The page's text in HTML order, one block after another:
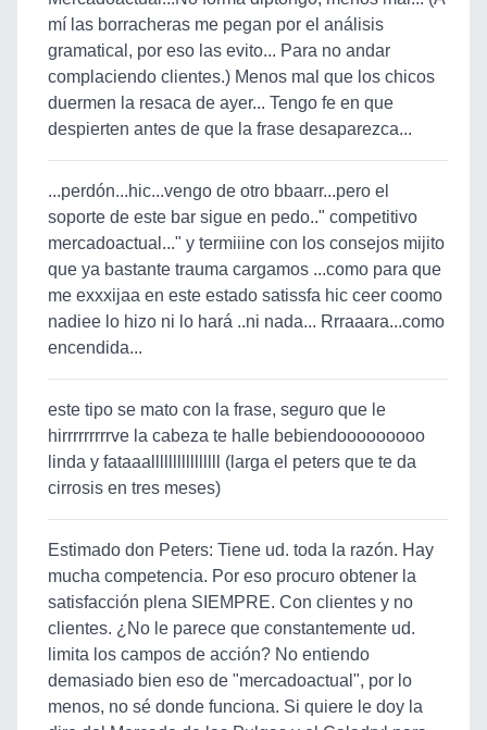
mí las borracheras me pegan por el análisis
gramatical, por eso las evito... Para no andar
complaciendo clientes.) Menos mal que los chicos
duermen la resaca de ayer... Tengo fe en que
despierten antes de que la frase desaparezca...
...perdón...hic...vengo de otro bbaarr...pero el
soporte de este bar sigue en pedo.." competitivo
mercadoactual..." y termiiine con los consejos mijito
que ya bastante trauma cargamos ...como para que
me exxxijaa en este estado satissfa hic ceer coomo
nadiee lo hizo ni lo hará ..ni nada... Rrraaara...como
encendida...
este tipo se mato con la frase, seguro que le
hirrrrrrrrrve la cabeza te halle bebiendooooooooo
linda y fataaallllllllllllllll (larga el peters que te da
cirrosis en tres meses)
Estimado don Peters: Tiene ud. toda la razón. Hay
mucha competencia. Por eso procuro obtener la
satisfacción plena SIEMPRE. Con clientes y no
clientes. ¿No le parece que constantemente ud.
limita los campos de acción? No entiendo
demasiado bien eso de "mercadoactual", por lo
menos, no sé donde funciona. Si quiere le doy la